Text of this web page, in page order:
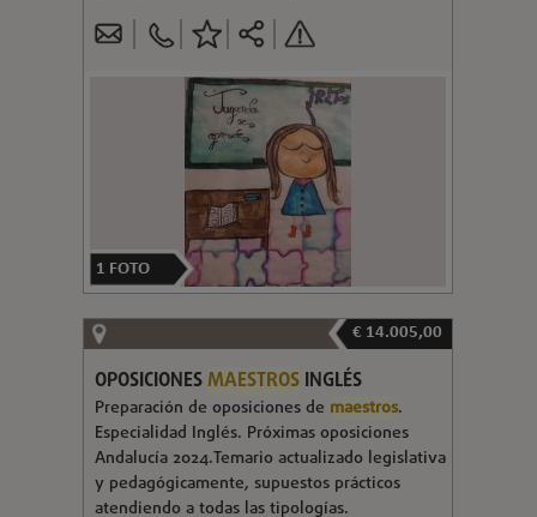
1 FOTO
€ 14.005,00
OPOSICIONESMAESTROSINGLÉS
Preparación de oposiciones de maestros.
Especialidad Inglés. Próximas oposiciones
Andalucía 2024.Temario actualizado legislativa
y pedagógicamente, supuestos prácticos
atendiendo a todas las tipologías.